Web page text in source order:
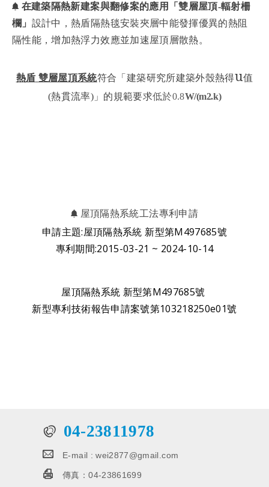
在建築隔熱新建案與翻修案的應用「雙層屋頂-輻射柵
欄」 設計中 ，熱盾隔熱毯安裝夾層中能發揮優異的熱阻
隔性能，增加熱浮力效應並加速屋頂層散熱。
熱盾 雙層屋頂系統符合「建築研究所建築外殼熱得u值
(熱貫流率)」的規範要求低於0.8W/(m2.k)
屋頂隔熱系統工法專利申請
申請主題:屋頂隔熱系統 新型第M497685號
專利期間:2015-03-21 ~ 2024-10-14
屋頂隔熱系統 新型第M497685號
新型專利技術報告申請案號第103218250e01號
04-23811978
E-mail :wei2877@gmail.com
傳真：04-23861699